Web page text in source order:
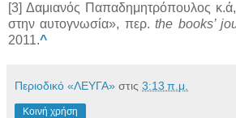
[3] Δαμιανός Παπαδημητρόπουλος
στην αυτογνωσία», περ.the books’
2011.^
Περιοδικό «ΛΕΥΓΑ» στις 3:13 π.μ.
Κοινή χρήση